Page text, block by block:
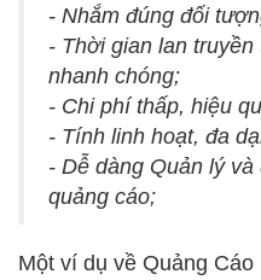
- Nhắm đúng đối
- Thời gian lan
nhanh chóng;
- Chi phí thấp, hiệu
- Tính linh hoạt, đa
- Dễ dàng Quản lý
quảng cáo;
Một ví dụ về Quảng